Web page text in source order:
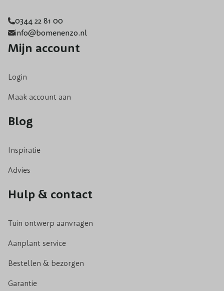
0344 22 81 00
info@bomenenzo.nl
Mijn account
Login
Maak account aan
Blog
Inspiratie
Advies
Hulp & contact
Tuin ontwerp aanvragen
Aanplant service
Bestellen & bezorgen
Garantie